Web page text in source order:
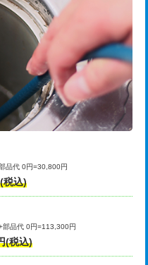
+8,800円
11,000円~
55,000円
）
33,000円
8,800円
修
）
11,000円
修
）
22,000円
修
）
33,000円
品代 0円=30,800円
税込)
品代 0円=113,300円
(税込)